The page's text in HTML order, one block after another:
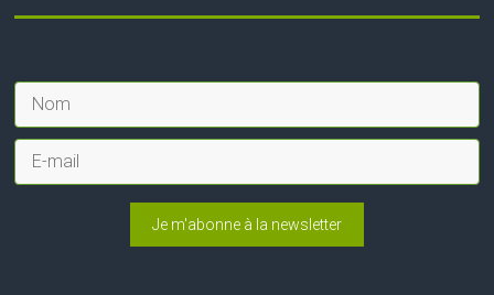
Je m'abonne à la newsletter